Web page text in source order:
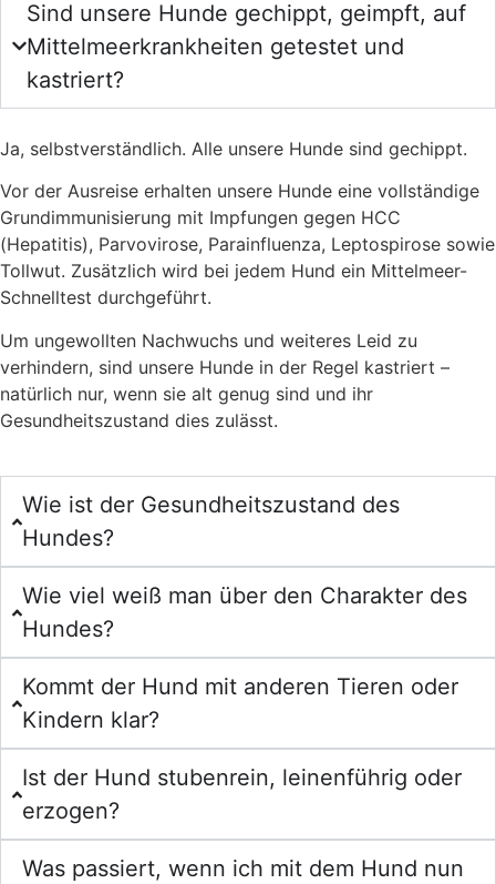
Sind unsere Hunde gechippt, geimpft, auf
Mittelmeerkrankheiten getestet und
kastriert?
Ja, selbstverständlich. Alle unsere Hunde sind gechippt.
Vor der Ausreise erhalten unsere Hunde eine vollständige
Grundimmunisierung mit Impfungen gegen HCC
(Hepatitis), Parvovirose, Parainfluenza, Leptospirose sowie
Tollwut. Zusätzlich wird bei jedem Hund ein Mittelmeer-
Schnelltest durchgeführt.
Um ungewollten Nachwuchs und weiteres Leid zu
verhindern, sind unsere Hunde in der Regel kastriert –
natürlich nur, wenn sie alt genug sind und ihr
Gesundheitszustand dies zulässt.
Wie ist der Gesundheitszustand des
Hundes?
Wie viel weiß man über den Charakter des
Hundes?
Kommt der Hund mit anderen Tieren oder
Kindern klar?
Ist der Hund stubenrein, leinenführig oder
erzogen?
Was passiert, wenn ich mit dem Hund nun